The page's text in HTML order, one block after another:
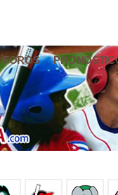
FOROS